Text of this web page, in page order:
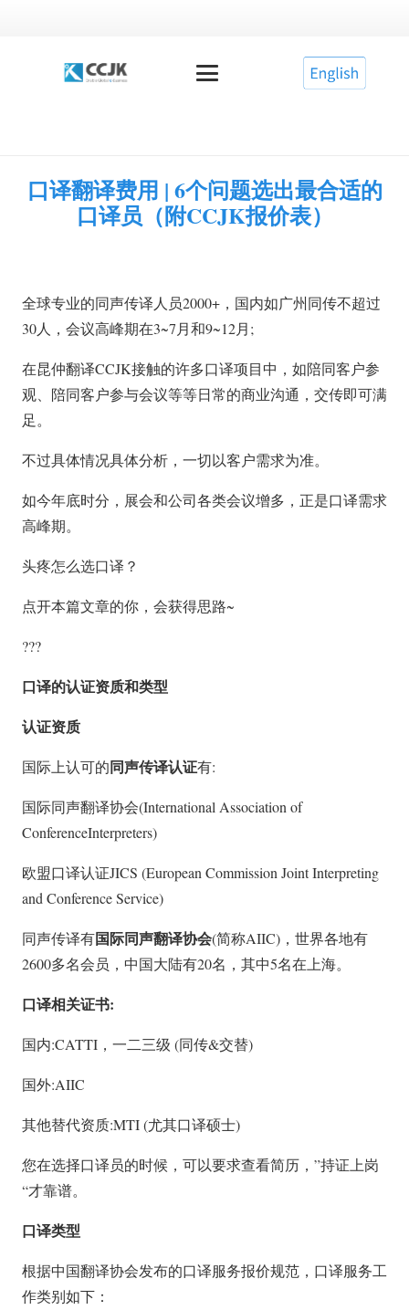
口译翻译费用 | 6个问题选出最合适的
口译员（附CCJK报价表）
全球专业的同声传译人员2000+，国内如广州同传不超过
30人，会议高峰期在3~7月和9~12月;
在昆仲翻译CCJK接触的许多口译项目中，如陪同客户参
观、陪同客户参与会议等等日常的商业沟通，交传即可满
足。
不过具体情况具体分析，一切以客户需求为准。
如今年底时分，展会和公司各类会议增多，正是口译需求
高峰期。
头疼怎么选口译？
点开本篇文章的你，会获得思路~
???
口译的认证资质和类型
认证资质
国际上认可的同声传译认证有:
国际同声翻译协会(International Association of
ConferenceInterpreters)
欧盟口译认证JICS (European Commission Joint Interpreting
and Conference Service)
同声传译有国际同声翻译协会(简称AIIC)，世界各地有
2600多名会员，中国大陆有20名，其中5名在上海。
口译相关证书:
国内:CATTI，一二三级 (同传&交替)
国外:AIIC
其他替代资质:MTI (尤其口译硕士)
您在选择口译员的时候，可以要求查看简历，”持证上岗
“才靠谱。
口译类型
根据中国翻译协会发布的口译服务报价规范，口译服务工
作类别如下：